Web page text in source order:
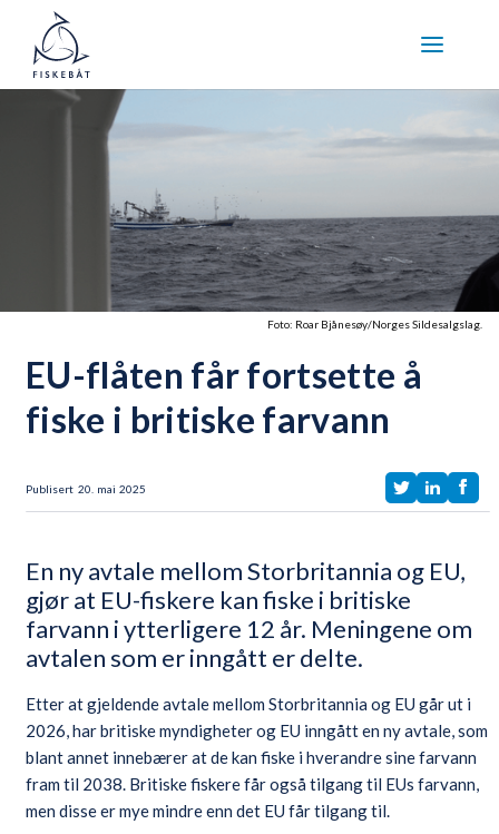
Foto: Roar Bjånesøy/Norges Sildesalgslag.
EU-flåten får fortsette å
fiske i britiske farvann
Publisert 20 mai 2025
En ny avtale mellom Storbritannia og EU,
gjør at EU-fiskere kan fiske i britiske
farvann i ytterligere 12 år. Meningene om
avtalen som er inngått er delte.
Etter at gjeldende avtale mellom Storbritannia og EU går ut i
2026, har britiske myndigheter og EU inngått en ny avtale, som
blant annet innebærer at de kan fiske i hverandre sine farvann
fram til 2038. Britiske fiskere får også tilgang til EUs farvann,
men disse er mye mindre enn det EU får tilgang til.